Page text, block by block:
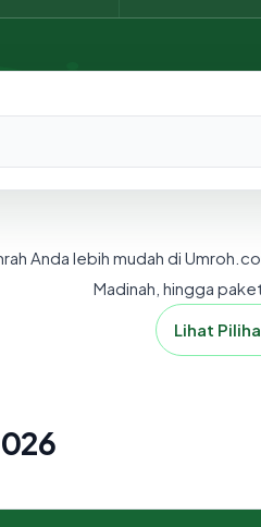
kabupaten di Indonesia.
Anda lebih mudah di
Madinah, hingga
Lihat